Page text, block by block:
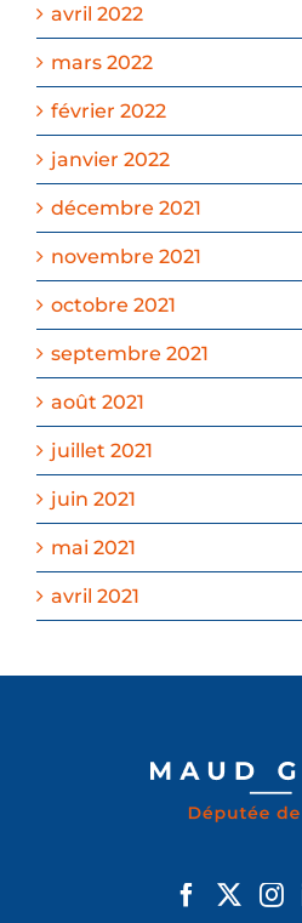
avril 2022
mars 2022
février 2022
janvier 2022
décembre 2021
novembre 2021
octobre 2021
septembre 2021
août 2021
juillet 2021
juin 2021
mai 2021
avril 2021